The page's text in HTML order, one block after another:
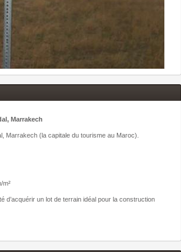
Marrakech
Marrakech (la capitale du tourisme au Maroc).
m²
d’acquérir un lot de terrain idéal pour la construction